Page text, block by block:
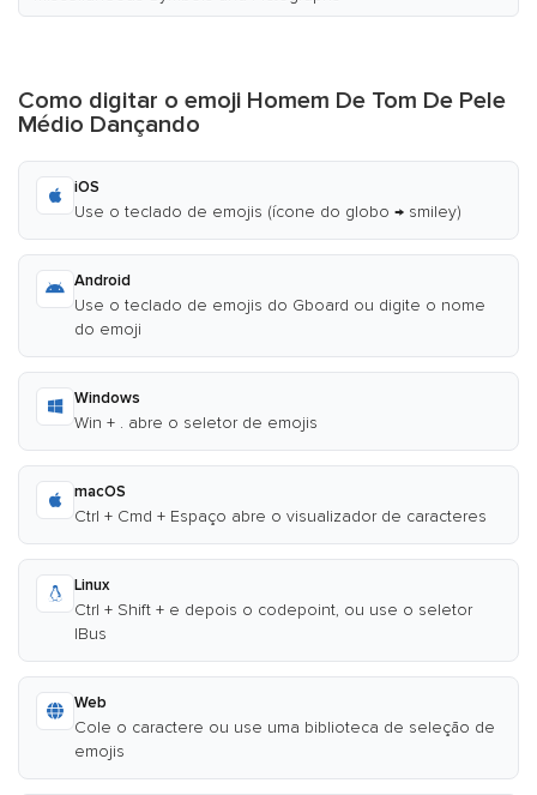
Como digitar o emoji Homem De Tom De Pele
Médio Dançando
iOS
Use o teclado de emojis (ícone do globo → smiley)
Android
Use o teclado de emojis do Gboard ou digite o nome
do emoji
Windows
Win + . abre o seletor de emojis
macOS
Ctrl + Cmd + Espaço abre o visualizador de caracteres
Linux
Ctrl + Shift + e depois o codepoint, ou use o seletor
IBus
Web
Cole o caractere ou use uma biblioteca de seleção de
emojis